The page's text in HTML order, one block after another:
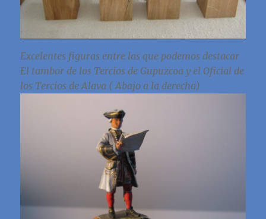
Excelentes figuras entre las que podemos destacar
El tambor de los Tercios de Gupuzcoa y el Oficial de
los Tercios de Alava ( Abajo a la derecha)